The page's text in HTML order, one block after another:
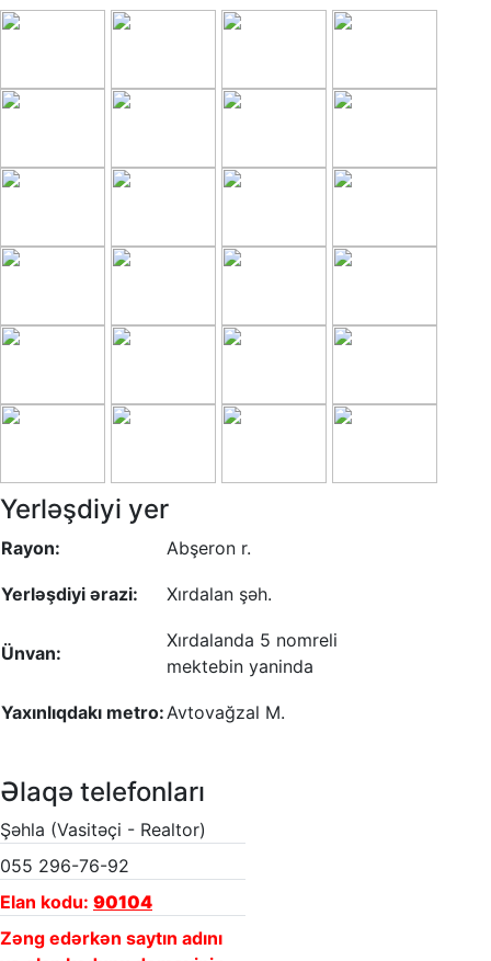
Yerləşdiyi yer
Rayon: Abşeron r.
Yerləşdiyi ərazi: Xırdalan şəh.
Ünvan:
Xırdalanda 5 nomreli
mektebin yaninda
Yaxınlıqdakı metro:Avtovağzal M.
Əlaqə telefonları
Şəhla (Vasitəçi - Realtor)
055 296-76-92
Elan kodu: 90104
Zəng edərkən saytın adını